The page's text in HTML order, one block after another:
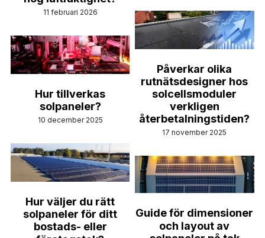
Sverige
Deutsch
عربي
Čeština
11 februari 2026
Hur tillverkas
solpaneler?
10 december 2025
Hur väljer du rätt
solpaneler för ditt
bostads- eller
Påverkar olika
rutnätsdesigner hos
solcellsmoduler
verkligen
återbetalningstiden?
17 november 2025
Guide för dimensioner
och layout av